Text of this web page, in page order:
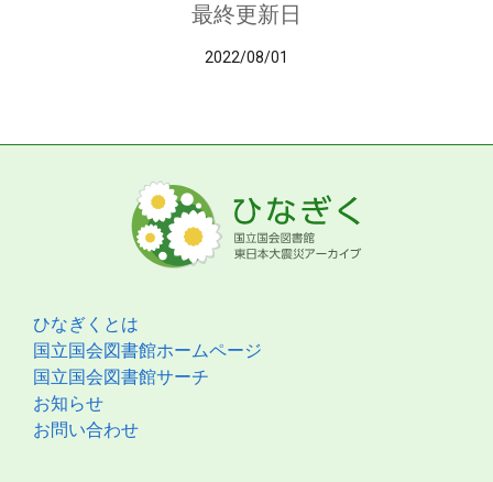
最終更新日
2022/08/01
ひなぎくとは
国立国会図書館ホームページ
国立国会図書館サーチ
お知らせ
お問い合わせ